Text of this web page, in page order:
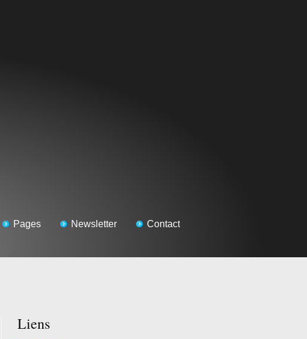
Pages Newsletter Contact
Liens